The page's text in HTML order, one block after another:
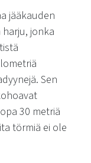
jääkauden
jonka
Sen
30 metriä
törmiä ei ole